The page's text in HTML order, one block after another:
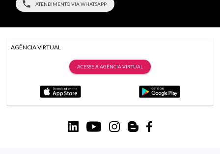
ATENDIMENTO VIA WHATSAPP
AGÊNCIA VIRTUAL
ACESSE A AGÊNCIA VIRTUAL